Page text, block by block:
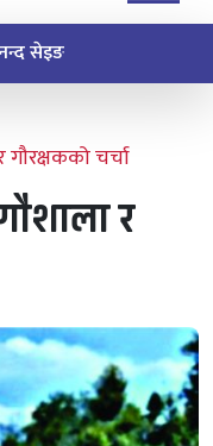
चर्चा
र